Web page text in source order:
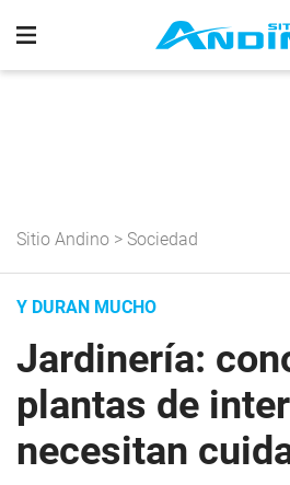
Sitio Andino > Sociedad
Y DURAN MUCHO
Jardinería:
plantas de
necesitan